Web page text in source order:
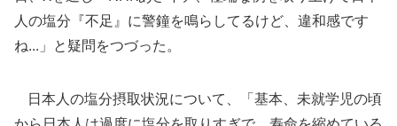
人の塩分『不足』に警鐘を鳴らしてるけど、違和感です
ね...」と疑問をつづった。
日本人の塩分摂取状況について、「基本、未就学児の頃